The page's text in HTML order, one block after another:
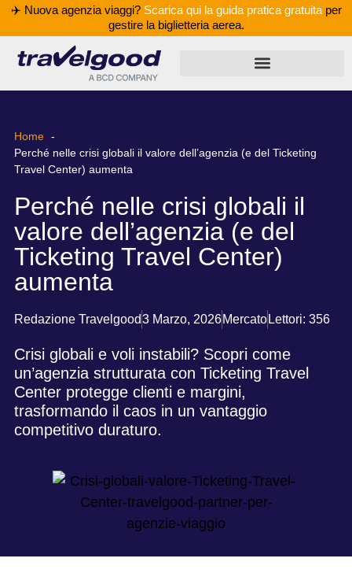
✈️ Nuova agenzia viaggi? Scarica qui la guida pratica gratuitaper
gestire la biglietteria aerea.
Home
Perché nelle crisi globali il valore dell’agenzia (e del Ticketing
Travel Center) aumenta
Perché nelle crisi globali il
valore dell’agenzia (e del
Ticketing Travel Center)
aumenta
Redazione Travelgood3 Marzo, 2026Mercato Lettori: 356
Crisi globali e voli instabili? Scopri come
un’agenzia strutturata con Ticketing Travel
Center protegge clienti e margini,
trasformando il caos in un vantaggio
competitivo duraturo.